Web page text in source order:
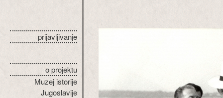
prijavljivanje
o projektu
Muzej istorije
Jugoslavije